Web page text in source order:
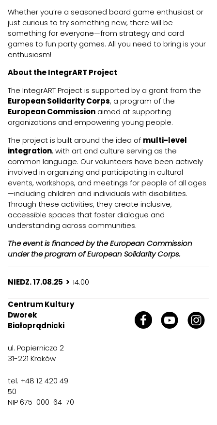
Whether you’re a seasoned board game enthusiast or
just curious to try something new, there will be
something for everyone—from strategy and card
games to fun party games. All you need to bring is your
enthusiasm!
About the IntegrART Project
The IntegrART Project is supported by a grant from the
European Solidarity Corps, a program of the
European Commission aimed at supporting
organizations and empowering young people.
The project is built around the idea of multi-level
integration, with art and culture serving as the
common language. Our volunteers have been actively
involved in organizing and participating in cultural
events, workshops, and meetings for people of all ages
—including children and individuals with disabilities.
Through these activities, they create inclusive,
accessible spaces that foster dialogue and
understanding across communities.
The event is financed by the European Commission
under the program of European Solidarity Corps.
NIEDZ. 17.08.25 > 14:00
Centrum Kultury
Dworek
Białoprądnicki
ul. Papiernicza 2
31-221 Kraków
tel. +48 12 420 49
50
NIP 675-000-64-70